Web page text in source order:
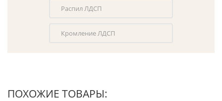
Распил ЛДСП
Кромление ЛДСП
ПОХОЖИЕ ТОВАРЫ: